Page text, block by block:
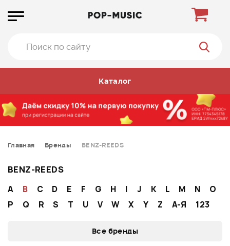
Каталог
Главная Бренды BENZ-REEDS
BENZ-REEDS
A B C D E F G H I J K L M N
O
P
Q R S T U V W X Y Z А-Я 123
Все бренды